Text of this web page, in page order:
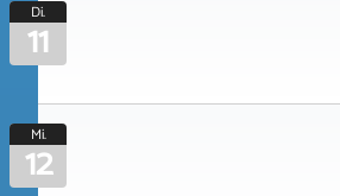
Di.
11
Mi.
12